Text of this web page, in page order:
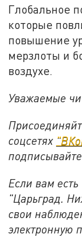
Глобальное
которые
повышение
мерзлоты и
воздухе.
Уважаемые
соцсетях
Если вам
"Царьград.
свои
электронную